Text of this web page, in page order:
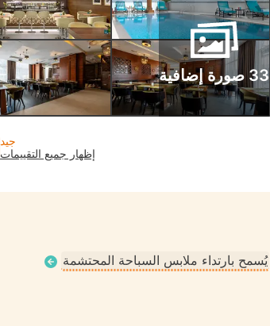
33 صورة إضافية
جيد
إظهار جميع التقييمات
يُسمح بارتداء ملابس السباحة المحتشمة